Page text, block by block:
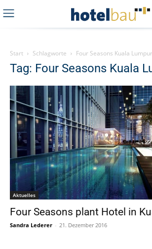
Start Schlagworte Four Seasons Kuala Lumpur
Tag: Four Seasons Kuala
Aktuelles
Four Seasons plant Hotel in
Sandra Lederer - 21. Dezember 2016